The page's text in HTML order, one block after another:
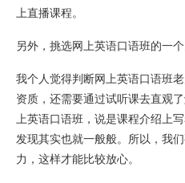
上直播课程。
另外，挑选网上英语口语班的一
我个人觉得判断网上英语口语班
资质，还需要通过试听课去直观
上英语口语班，说是课程介绍上
发现其实也就一般般。所以，我
力，这样才能比较放心。